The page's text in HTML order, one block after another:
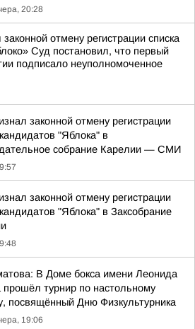
20:28
отмену регистрации списка
Суд постановил, что первый
подписало неуполномоченное
законной отмену регистрации
"Яблока" в
собрание Карелии — СМИ
законной отмену регистрации
"Яблока" в Заксобрание
В Доме бокса имени Леонида
прошёл турнир по настольному
посвящённый Дню Физкультурника
19:06